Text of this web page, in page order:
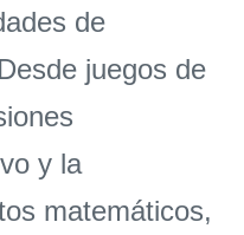
de
juegos de
y la
matemáticos,